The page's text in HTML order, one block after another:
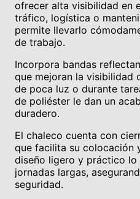
ofrecer alta visibilidad en
tráfico, logística o
permite llevarlo
de trabajo.
Incorpora bandas
que mejoran la visibilidad
de poca luz o durante
de poliéster le dan un
duradero.
El chaleco cuenta con
que facilita su colocación
diseño ligero y práctico lo
jornadas largas,
seguridad.